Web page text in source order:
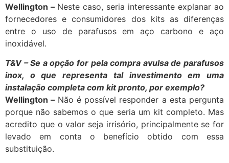
Wellington – Neste caso, seria interessante explanar ao
fornecedores e consumidores dos kits as diferenças
entre o uso de parafusos em aço carbono e aço
inoxidável.
T&V – Se a opção for pela compra avulsa de parafusos
inox, o que representa tal investimento em uma
instalação completa com kit pronto, por exemplo?
Wellington – Não é possível responder a esta pergunta
porque não sabemos o que seria um kit completo. Mas
acredito que o valor seja irrisório, principalmente se for
levado em conta o benefício obtido com essa
substituição.